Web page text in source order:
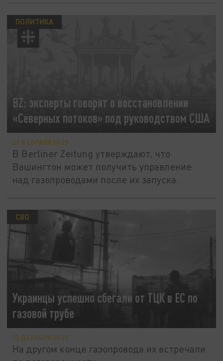
BZ: эксперты говорят о восстановлении
«Северных потоков» под руководством США
ПОЛИТИКА
21 ФЕВРАЛЯ 20:29
В Berliner Zeitung утверждают, что
Вашингтон может получить управление
над газопроводами после их запуска.
Украинцы успешно сбегали от ТЦК в ЕС по
газовой трубе
СВО
23 ДЕКАБРЯ 20:25
На другом конце газопровода их встречали